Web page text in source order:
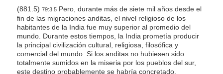
(881.5) 79:3.5Pero, durante más de siete mil años desde el
fin de las migraciones anditas, el nivel religioso de los
habitantes de la India fue muy superior al promedio del
mundo. Durante estos tiempos, la India prometía producir
la principal civilización cultural, religiosa, filosófica y
comercial del mundo. Si los anditas no hubiesen sido
totalmente sumidos en la miseria por los pueblos del sur,
este destino probablemente se habría concretado.